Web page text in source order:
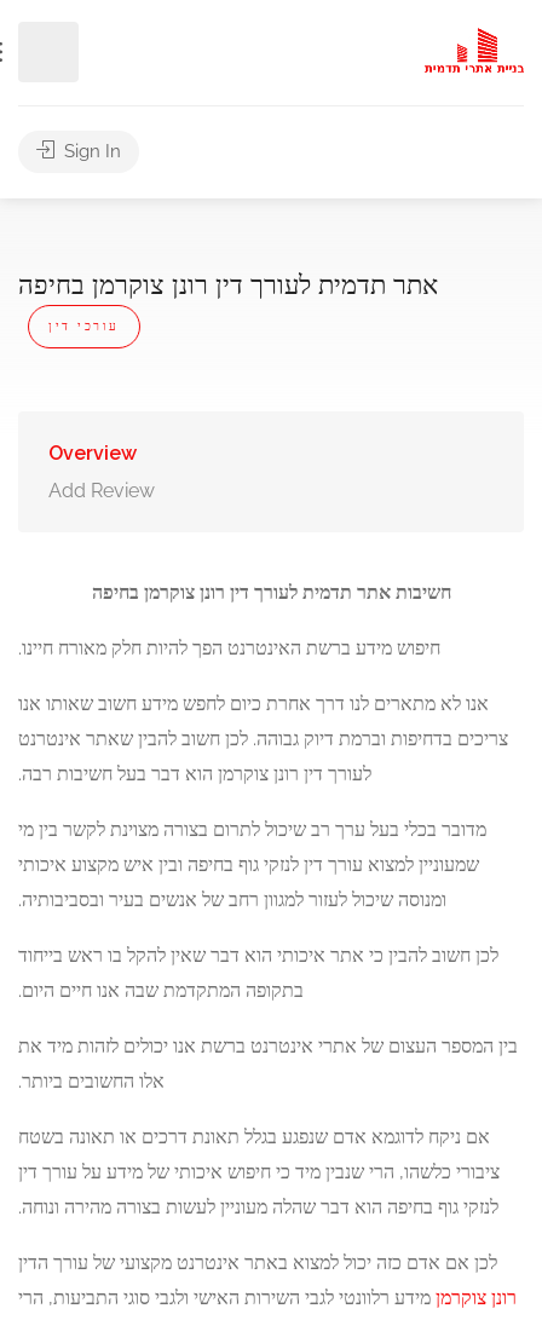
אתר תדמית לעורך דין רונן צוקרמן בחיפה
עורכי דין
Overview
Add Review
חשיבות אתר תדמית לעורך דין רונן צוקרמן בחיפה
חיפוש מידע ברשת האינטרנט הפך להיות חלק מאורח חיינו.
לא מתארים לנו דרך אחרת כיום לחפש מידע חשוב שאותו אנו
בדחיפות וברמת דיוק גבוהה. לכן חשוב להבין שאתר אינטרנט
לעורך דין רונן צוקרמן הוא דבר בעל חשיבות רבה.
בכלי בעל ערך רב שיכול לתרום בצורה מצוינת לקשר בין מי
למצוא עורך דין לנזקי גוף בחיפה ובין איש מקצוע איכותי
ומנוסה שיכול לעזור למגוון רחב של אנשים בעיר ובסביבותיה.
חשוב להבין כי אתר איכותי הוא דבר שאין להקל בו ראש בייחוד
בתקופה המתקדמת שבה אנו חיים היום.
העצום של אתרי אינטרנט ברשת אנו יכולים לזהות מיד את
אלו החשובים ביותר.
ניקח לדוגמא אדם שנפגע בגלל תאונת דרכים או תאונה בשטח
כלשהו, הרי שנבין מיד כי חיפוש איכותי של מידע על עורך דין
גוף בחיפה הוא דבר שהלה מעוניין לעשות בצורה מהירה ונוחה.
אם אדם כזה יכול למצוא באתר אינטרנט מקצועי של עורך הדין
מידע רלוונטי לגבי השירות האישי ולגבי סוגי התביעות, הרי